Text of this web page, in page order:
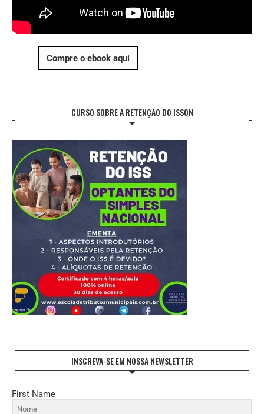
Compre o ebook aqui
CURSO SOBRE A RETENÇÃO DO ISSQN
INSCREVA-SE EM NOSSA NEWSLETTER
First Name